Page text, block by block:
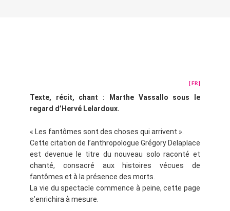
[ FR ]
Texte, récit, chant : Marthe Vassallo sous le
regard d’Hervé Lelardoux.
« Les fantômes sont des choses qui arrivent ».
Cette citation de l’anthropologue Grégory Delaplace
est devenue le titre du nouveau solo raconté et
chanté, consacré aux histoires vécues de
fantômes et à la présence des morts.
La vie du spectacle commence à peine, cette page
s’enrichira à mesure.